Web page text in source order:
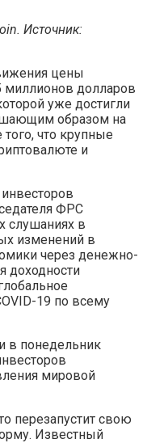
Источник:
цены
миллионов долларов
уже достигли
образом на
что крупные
и
ФРС
слушаниях в
изменений в
через денежно-
доходности
19 по всему
в понедельник
мировой
перезапустит свою
Известный